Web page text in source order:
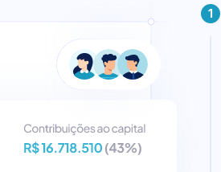
1